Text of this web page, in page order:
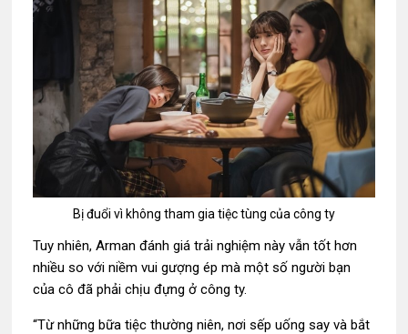
Bị đuổi vì không tham gia tiệc tùng của công ty
Tuy nhiên, Arman đánh giá trải nghiệm này vẫn tốt hơn
nhiều so với niềm vui gượng ép mà một số người bạn
của cô đã phải chịu đựng ở công ty.
“Từ những bữa tiệc thường niên, nơi sếp uống say và bắt